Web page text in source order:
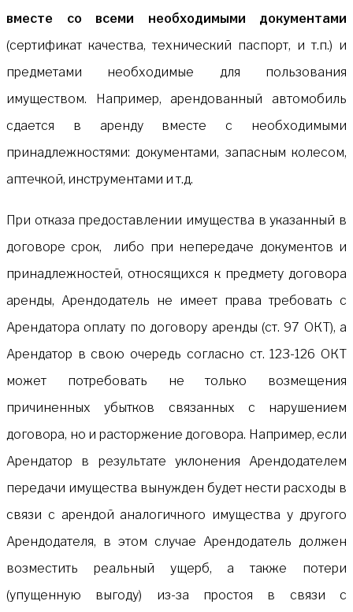
вместе со всеми необходимыми документами
(сертификат качества, технический паспорт, и т.п.) и
предметами необходимые для пользования
имуществом. Например, арендованный автомобиль
сдается в аренду вместе с необходимыми
принадлежностями: документами, запасным колесом,
аптечкой, инструментами и т.д.
При отказа предоставлении имущества в указанный в
договоре срок, либо при непередаче документов и
принадлежностей, относящихся к предмету договора
аренды, Арендодатель не имеет права требовать с
Арендатора оплату по договору аренды (ст. 97 ОКТ), а
Арендатор в свою очередь согласно ст. 123-126 ОКТ
может потребовать не только возмещения
причиненных убытков связанных с нарушением
договора, но и расторжение договора. Например, если
Арендатор в результате уклонения Арендодателем
передачи имущества вынужден будет нести расходы в
связи с арендой аналогичного имущества у другого
Арендодателя, в этом случае Арендодатель должен
возместить реальный ущерб, а также потери
(упущенную выгоду) из-за простоя в связи с